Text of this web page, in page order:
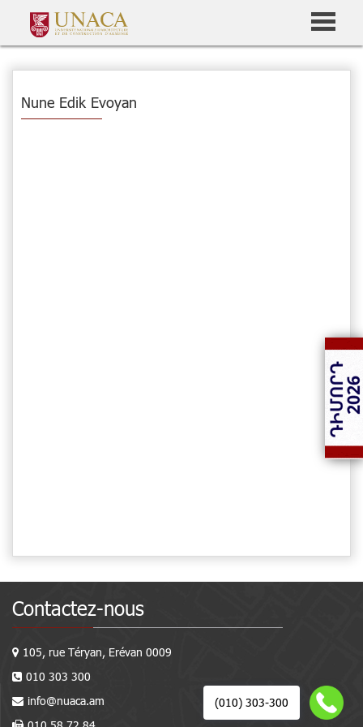
(010) 303-300
Nune Edik Evoyan
Contactez-nous
105, rue Téryan, Erévan 0009
010 303 300
info@nuaca.am